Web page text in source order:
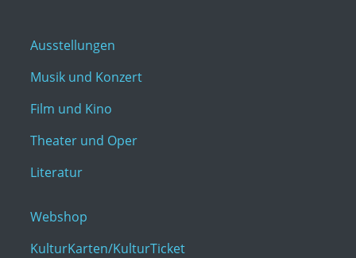
Ausstellungen
Musik und Konzert
Film und Kino
Theater und Oper
Literatur
Webshop
KulturKarten/KulturTicket